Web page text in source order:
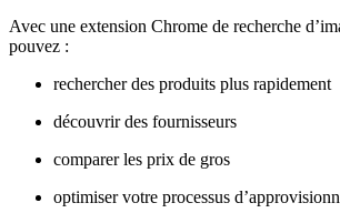
Avec une extension Chrome de recherche
pouvez :
rechercher des produits plus rapidement
découvrir des fournisseurs
comparer les prix de gros
optimiser votre processus